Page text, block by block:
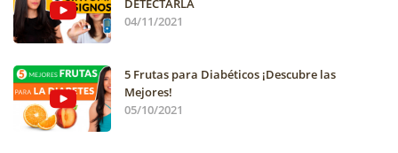
DETECTARLA
04/11/2021
5 Frutas para Diabéticos ¡Descubre las
Mejores!
05/10/2021